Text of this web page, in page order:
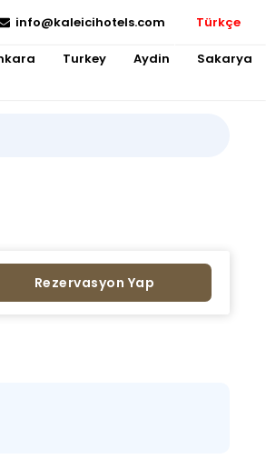
info@kaleicihotels.com Türkçe
Turkey Aydin Sakarya
Rezervasyon Yap